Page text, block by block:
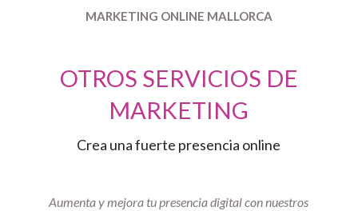
MARKETING ONLINE MALLORCA
OTROS SERVICIOS DE
MARKETING
Crea una fuerte presencia online
Aumenta y mejora tu presencia digital con nuestros